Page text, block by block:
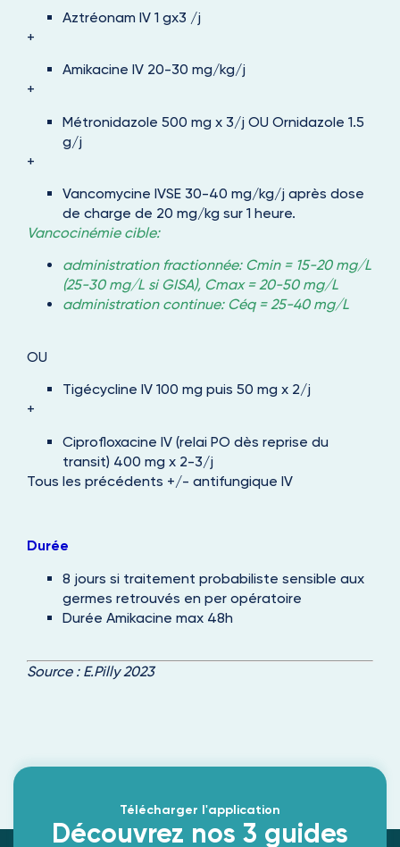
Aztréonam IV 1 gx3 /j
+
Amikacine IV 20-30 mg/kg/j
+
Métronidazole 500 mg x 3/j OU Ornidazole 1.5
g/j
+
Vancomycine IVSE 30-40 mg/kg/j après dose
de charge de 20 mg/kg sur 1 heure.
Vancocinémie cible:
administration fractionnée: Cmin = 15-20 mg/L
(25-30 mg/L si GISA), Cmax = 20-50 mg/L
administration continue: Céq = 25-40 mg/L
OU
Tigécycline IV 100 mg puis 50 mg x 2/j
+
Ciprofloxacine IV (relai PO dès reprise du
transit) 400 mg x 2-3/j
Tous les précédents +/- antifungique IV
Durée
8 jours si traitement probabiliste sensible aux
germes retrouvés en per opératoire
Durée Amikacine max 48h
Source : E.Pilly 2023
Télécharger l'application
Découvrez nos 3 guides